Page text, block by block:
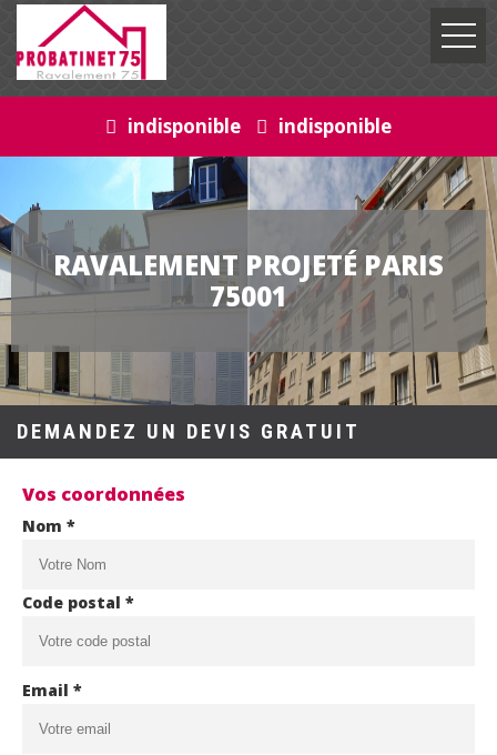
indisponible indisponible
RAVALEMENT PROJETÉ PARIS
75001
DEMANDEZ UN DEVIS GRATUIT
Vos coordonnées
Nom *
Code postal *
Email *